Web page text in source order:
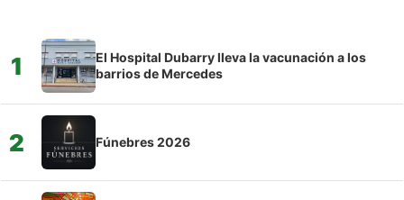
1
El Hospital Dubarry lleva la vacunación a los
barrios de Mercedes
2 Fúnebres 2026